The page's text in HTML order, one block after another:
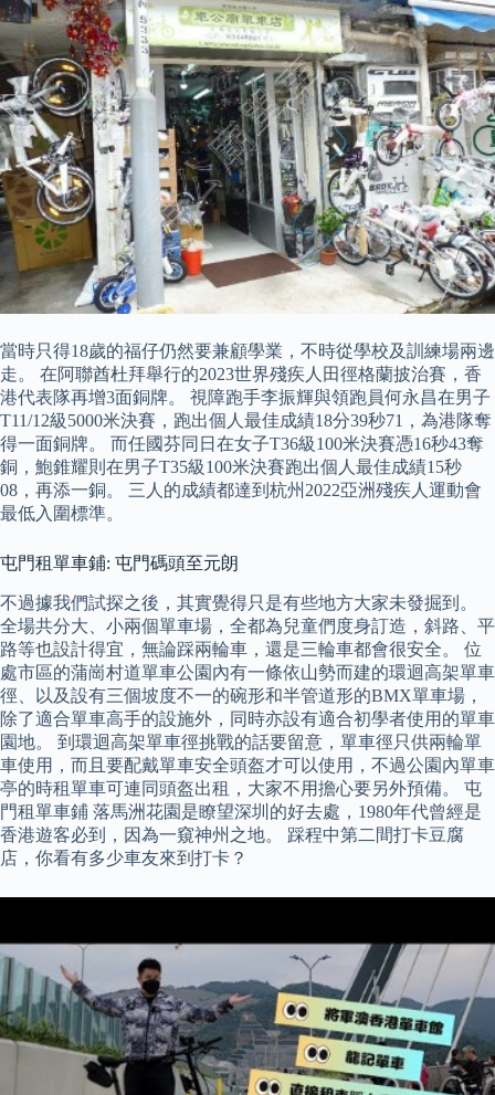
當時只得18歲的福仔仍然要兼顧學業，不時從學校及訓練場兩邊
走。 在阿聯酋杜拜舉行的2023世界殘疾人田徑格蘭披治賽，香
港代表隊再增3面銅牌。 視障跑手李振輝與領跑員何永昌在男子
T11/12級5000米決賽，跑出個人最佳成績18分39秒71，為港隊奪
得一面銅牌。 而任國芬同日在女子T36級100米決賽憑16秒43奪
銅，鮑錐耀則在男子T35級100米決賽跑出個人最佳成績15秒
08，再添一銅。 三人的成績都達到杭州2022亞洲殘疾人運動會
最低入圍標準。
屯門租單車鋪: 屯門碼頭至元朗
不過據我們試探之後，其實覺得只是有些地方大家未發掘到。
全場共分大、小兩個單車場，全都為兒童們度身訂造，斜路、平
路等也設計得宜，無論踩兩輪車，還是三輪車都會很安全。 位
處市區的蒲崗村道單車公園內有一條依山勢而建的環迴高架單車
徑、以及設有三個坡度不一的碗形和半管道形的BMX單車場，
除了適合單車高手的設施外，同時亦設有適合初學者使用的單車
園地。 到環迴高架單車徑挑戰的話要留意，單車徑只供兩輪單
車使用，而且要配戴單車安全頭盔才可以使用，不過公園內單車
亭的時租單車可連同頭盔出租，大家不用擔心要另外預備。 屯
門租單車鋪 落馬洲花園是瞭望深圳的好去處，1980年代曾經是
香港遊客必到，因為一窺神州之地。 踩程中第二間打卡豆腐
店，你看有多少車友來到打卡？